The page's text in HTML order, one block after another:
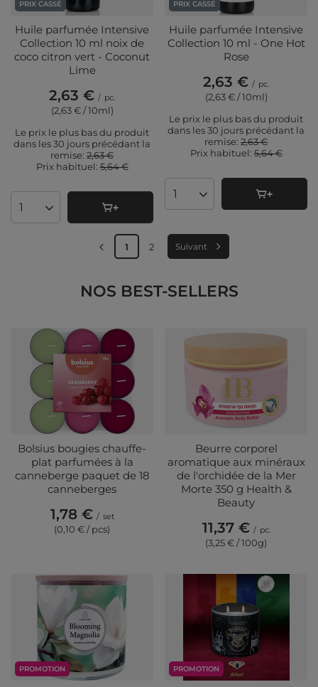
PRIX CASSÉ
Huile parfumée Intensive
Collection 10 ml noix de
coco citron vert - Coconut
Lime
2,63 € / pc.
(2,63 € / 10ml)
Le prix le plus bas du produit
dans les 30 jours précédant la
remise: 2,63 €
Prix ​​habituel:5,64 €
Quantité de produits
PRIX CASSÉ
Huile parfumée Intensive
Collection 10 ml - One Hot
Rose
2,63 € / pc.
(2,63 € / 10ml)
Le prix le plus bas du produit
dans les 30 jours précédant la
remise: 2,63 €
Prix ​​habituel:5,64 €
Quantité de produits
1 2 Suivant
NOS BEST-SELLERS
Bolsius bougies chauffe-
plat parfumées à la
canneberge paquet de 18
canneberges
1,78 € / set
(0,10 € / pcs)
Beurre corporel
aromatique aux minéraux
de l'orchidée de la Mer
Morte 350 g Health &
Beauty
11,37 € / pc.
(3,25 € / 100g)
PROMOTION PROMOTION